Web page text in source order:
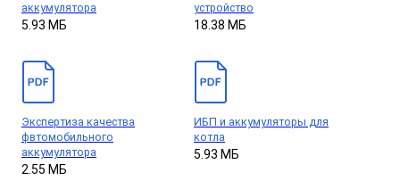
аккумулятора
5.93 МБ
устройство
18.38 МБ
Экспертиза качества
фвтомобильного
аккумулятора
2.55 МБ
ИБП и аккумуляторы для
котла
5.93 МБ